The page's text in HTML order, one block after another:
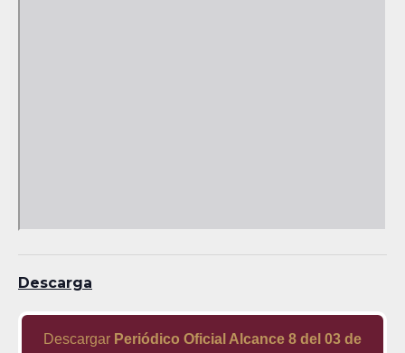
Descarga
Descargar Periódico Oficial Alcance 8 del 03 de